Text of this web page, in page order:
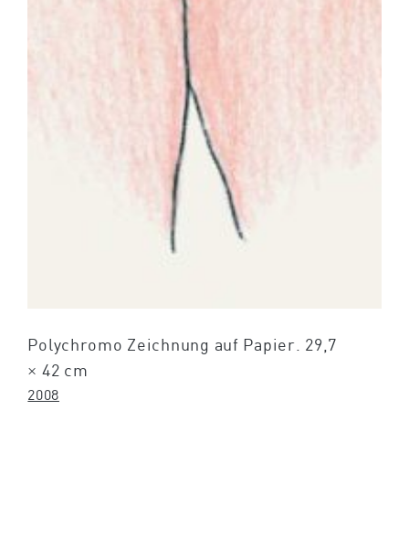
Polychromo Zeichnung auf Papier. 29,7
× 42 cm
2008